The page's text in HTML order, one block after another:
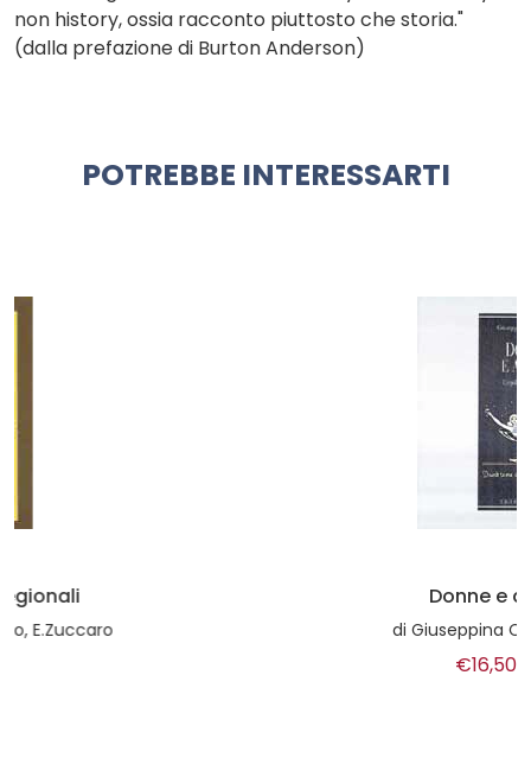
non history, ossia racconto piuttosto che storia."
(dalla prefazione di Burton Anderson)
POTREBBE INTERESSARTI